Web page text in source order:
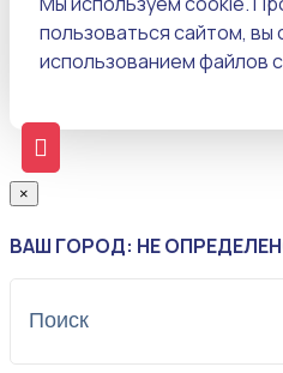
пользоваться сайтом, вы
использованием файлов
×
ВАШ ГОРОД: НЕ